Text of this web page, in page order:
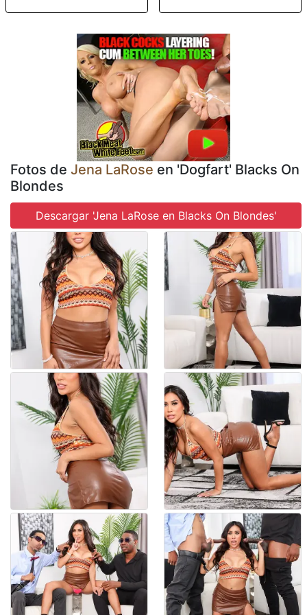
Fotos de Jena LaRose en 'Dogfart' Blacks On
Blondes
Descargar 'Jena LaRose en Blacks On Blondes'